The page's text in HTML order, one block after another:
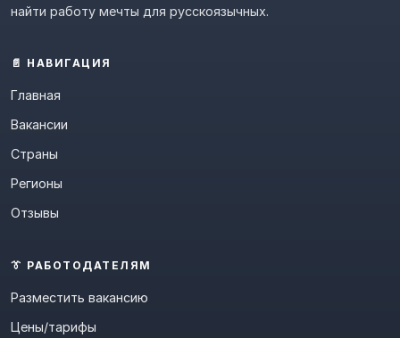
найти работу мечты для русскоязычных.
📄 НАВИГАЦИЯ
Главная
Вакансии
Страны
Регионы
Отзывы
👔 РАБОТОДАТЕЛЯМ
Разместить вакансию
Цены/тарифы